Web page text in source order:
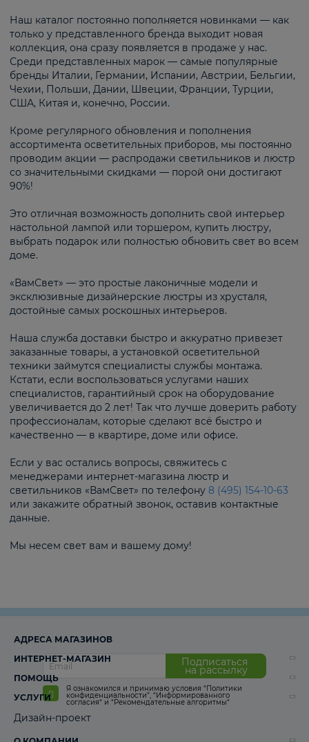
Наш каталог постоянно пополняется новинками — как
только у представленного бренда выходит новая
коллекция, она сразу появляется в продаже у нас.
Среди представленных марок — самые популярные
бренды Италии, Германии, Испании, Австрии, Бельгии,
Чехии, Польши, Дании, Швеции, Франции, Турции,
США, Китая и, конечно, России.
Кроме регулярного обновления и пополнения
ассортимента осветительных приборов, мы постоянно
проводим акции — распродажи светильников и люстр
со значительными скидками — порой они достигают
90%!
Это отличная возможность дополнить свой интерьер
настольной лампой или торшером, купить люстру,
выбрать подарок или полностью обновить свет во всем
доме.
«ВамСвет» — это простые лаконичные модели и
эксклюзивные дизайнерские люстры из хрусталя,
достойные самых роскошных интерьеров.
Наша служба доставки быстро и аккуратно привезет
заказанные товары, а установкой осветительной
техники займутся специалисты службы монтажа.
Кстати, если воспользоваться услугами наших
специалистов, гарантийный срок на оборудование
увеличивается до 2 лет! Так что лучше доверить работу
профессионалам, которые сделают всё быстро и
качественно — в квартире, доме или офисе.
Если у вас остались вопросы, свяжитесь с
менеджерами интернет-магазина люстр и
светильников «ВамСвет» по телефону 8 (495) 154-10-63
или закажите обратный звонок, оставив контактные
данные.
Мы несем свет вам и вашему дому!
Подписаться
на рассылку
Я ознакомился и принимаю условия “Политики
конфиденциальности”, “Информированного
согласия“ и “Рекомендательные алгоритмы“
АДРЕСА МАГАЗИНОВ
ИНТЕРНЕТ-МАГАЗИН
ПОМОЩЬ
УСЛУГИ
Дизайн-проект